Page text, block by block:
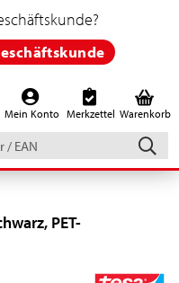
Mein Konto Merkzettel Warenkorb
PET-